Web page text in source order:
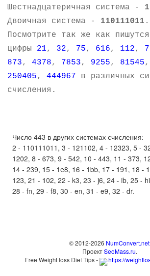
Шестнадцатеричная система -
Двоичная система - 110111011 .
Посмотрите так же как
цифры 21, 32, 75, 616, 112,
873, 4378, 7853, 9255, 81545,
250405, 444967 в различных
счисления.
Число 443 в других системах счисления:
2 - 110111011, 3 - 121102, 4 - 12323, 5 -
1202, 8 - 673, 9 - 542, 10 - 443, 11 - 373,
14 - 239, 15 - 1e8, 16 - 1bb, 17 - 191, 18 -
123, 21 - 102, 22 - k3, 23 - j6, 24 - ib, 25 -
28 - fn, 29 - f8, 30 - en, 31 - e9, 32 - dr.
© 2012-2026 NumConvert.net.
ПроектSeoMass.ru.
Free Weight loss Diet Tips -
https://